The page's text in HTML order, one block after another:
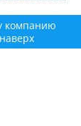
компанию